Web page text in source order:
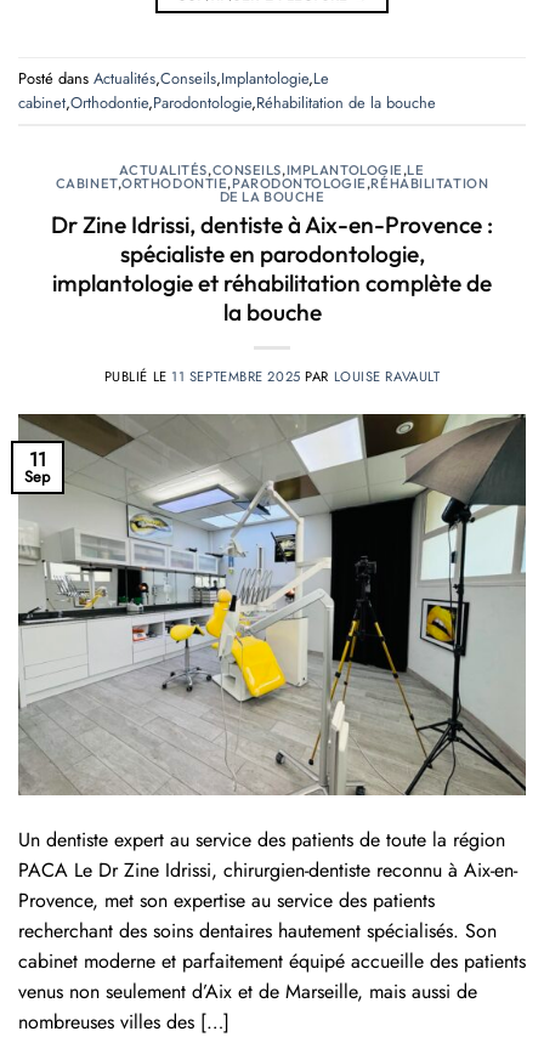
Posté dans Actualités,Conseils,Implantologie,Le
cabinet,Orthodontie,Parodontologie,Réhabilitation de la bouche
ACTUALITÉS,CONSEILS,IMPLANTOLOGIE ,LE
CABINET,ORTHODONTIE,PARODONTOLOGIE ,RÉHABILITATION
DE LA BOUCHE
Dr Zine Idrissi, dentiste à Aix-en-Provence :
spécialiste en parodontologie,
implantologie et réhabilitation complète de
la bouche
PUBLIÉ LE 11 SEPTEMBRE 2025 PAR LOUISE RAVAULT
11
Sep
Un dentiste expert au service des patients de toute la région
PACA Le Dr Zine Idrissi, chirurgien-dentiste reconnu à Aix-en-
Provence, met son expertise au service des patients
recherchant des soins dentaires hautement spécialisés. Son
cabinet moderne et parfaitement équipé accueille des patients
venus non seulement d’Aix et de Marseille, mais aussi de
nombreuses villes des […]